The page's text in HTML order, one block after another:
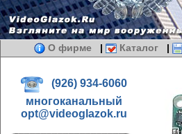
О фирме | Каталог |
(926) 934-6060
многоканальный
opt@videoglazok.ru